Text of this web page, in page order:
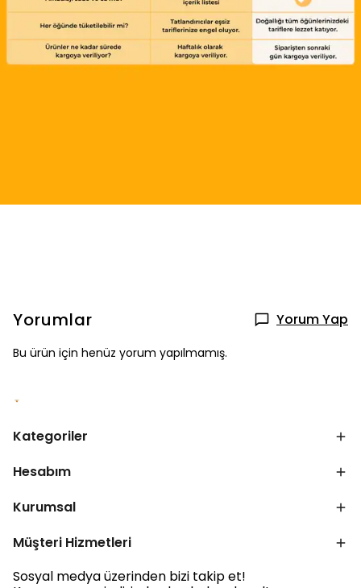
Yorumlar Yorum Yap
Bu ürün için henüz yorum yapılmamış.
Kategoriler
Hesabım
Kurumsal
Müşteri Hizmetleri
Sosyal medya üzerinden bizi takip et!